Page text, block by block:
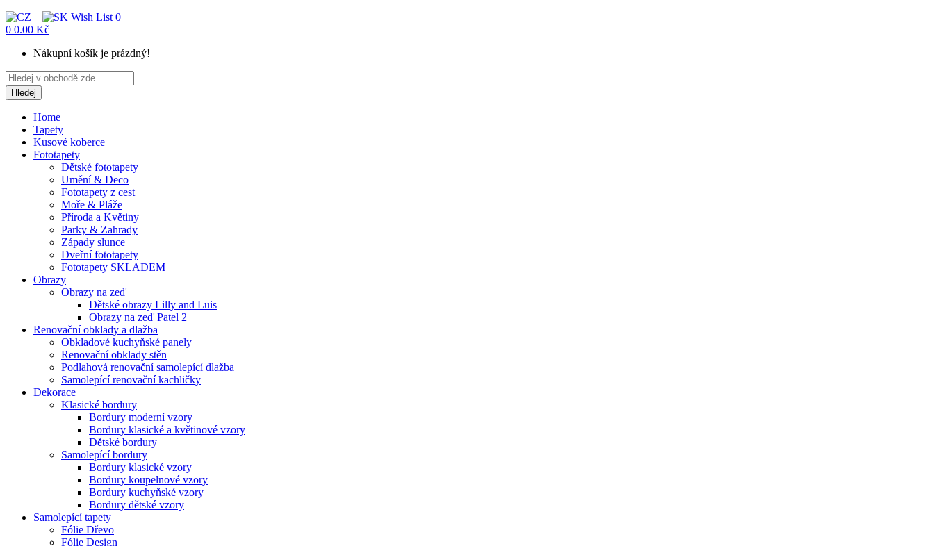
Wish List 0
0 0.00 Kč
Nákupní košík je prázdný!
Hledej
Home
Tapety
Kusové koberce
Fototapety
Dětské fototapety
Umění & Deco
Fototapety z cest
Moře & Pláže
Příroda a Květiny
Parky & Zahrady
Západy slunce
Dveřní fototapety
Fototapety SKLADEM
Obrazy
Obrazy na zeď
Dětské obrazy Lilly and Luis
Obrazy na zeď Patel 2
Renovační obklady a dlažba
Obkladové kuchyňské panely
Renovační obklady stěn
Podlahová renovační samolepící dlažba
Samolepící renovační kachličky
Dekorace
Klasické bordury
Bordury moderní vzory
Bordury klasické a květinové vzory
Dětské bordury
Samolepící bordury
Bordury klasické vzory
Bordury koupelnové vzory
Bordury kuchyňské vzory
Bordury dětské vzory
Samolepící tapety
Fólie Dřevo
Fólie Design